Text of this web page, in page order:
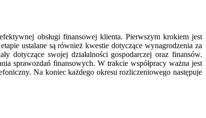
obsługi finansowej klienta. Pierwszym krokiem jest
ustalane są również kwestie dotyczące wynagrodzenia za
dotyczące swojej działalności gospodarczej oraz finansów.
sprawozdań finansowych. W trakcie współpracy ważna jest
Na koniec każdego okresu rozliczeniowego następuje